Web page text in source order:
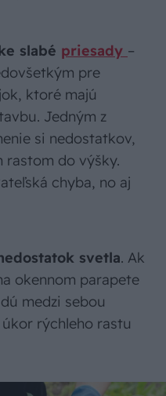
slabé priesady –
pre
ktoré majú
Jedným z
si nedostatkov,
rastom do výšky.
chyba, no aj
svetla. Ak
okennom parapete
medzi sebou
rýchleho rastu